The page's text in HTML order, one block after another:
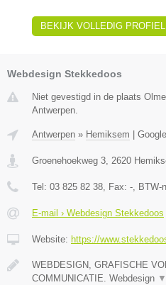
BEKIJK VOLLEDIG PROFIEL
Webdesign Stekkedoos
Niet gevestigd in de plaats
Antwerpen.
Antwerpen » Hemiksem
Groenehoekweg 3, 2620
Tel: 03 825 82 38, Fax: -, BTW-
E-mail › Webdesign Stekkedoos
Website: https://
WEBDESIGN, GRAFISCHE
COMMUNICATIE. Webdesign ▼